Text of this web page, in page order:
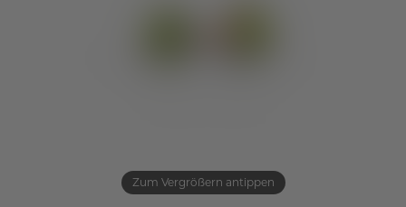
Zum Vergrößern antippen